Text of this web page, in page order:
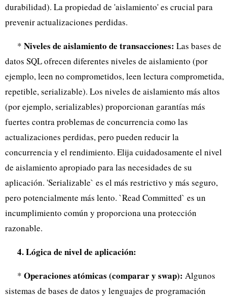
durabilidad). La propiedad de 'aislamiento' es crucial para
prevenir actualizaciones perdidas.
* Niveles de aislamiento de transacciones: Las bases de
datos SQL ofrecen diferentes niveles de aislamiento (por
ejemplo, leen no comprometidos, leen lectura comprometida,
repetible, serializable). Los niveles de aislamiento más altos
(por ejemplo, serializables) proporcionan garantías más
fuertes contra problemas de concurrencia como las
actualizaciones perdidas, pero pueden reducir la
concurrencia y el rendimiento. Elija cuidadosamente el nivel
de aislamiento apropiado para las necesidades de su
aplicación. 'Serializable` es el más restrictivo y más seguro,
pero potencialmente más lento. `Read Committed` es un
incumplimiento común y proporciona una protección
razonable.
4. Lógica de nivel de aplicación:
* Operaciones atómicas (comparar y swap): Algunos
sistemas de bases de datos y lenguajes de programación